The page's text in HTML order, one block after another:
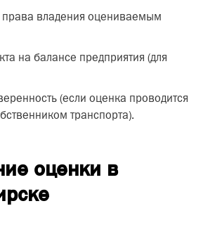
права владения оцениваемым
на балансе предприятия (для
(если оценка проводится
транспорта).
оценки в